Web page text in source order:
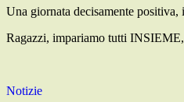
Una giornata decisamente positiva,
Ragazzi, impariamo tutti INSIEME,
Notizie